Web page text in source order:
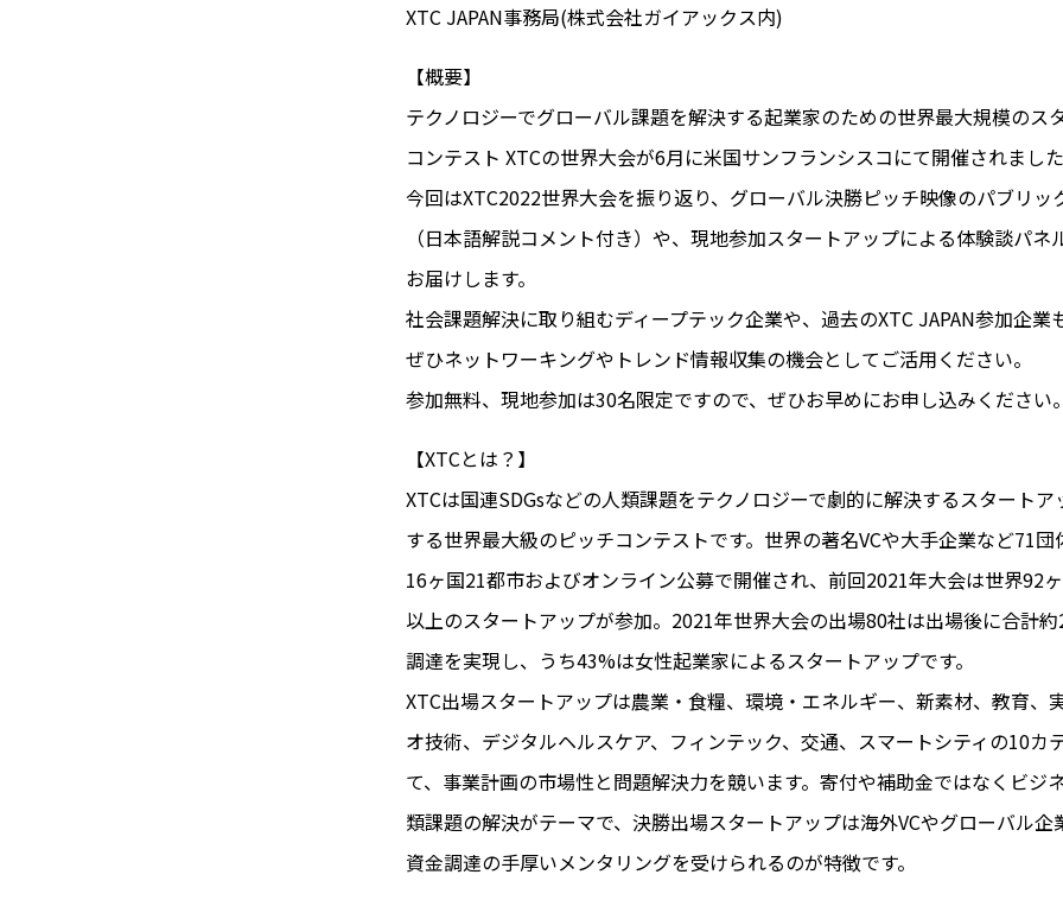
XTC JAPAN事務局(株式会社ガイアックス内)
【概要】
テクノロジーでグローバル課題を解決する起業家のための世界最大規模のス
コンテスト XTCの世界大会が6月に米国サンフランシスコにて開催されました
今回はXTC2022世界大会を振り返り、グローバル決勝ピッチ映像のパブリッ
（日本語解説コメント付き）や、現地参加スタートアップによる体験談パネ
お届けします。
社会課題解決に取り組むディープテック企業や、過去のXTC JAPAN参加企業
ぜひネットワーキングやトレンド情報収集の機会としてご活用ください。
参加無料、現地参加は30名限定ですので、ぜひお早めにお申し込みください。
【XTCとは？】
XTCは国連SDGsなどの人類課題をテクノロジーで劇的に解決するスタート
する世界最大級のピッチコンテストです。世界の著名VCや大手企業など71団
16ヶ国21都市およびオンライン公募で開催され、前回2021年大会は世界92
以上のスタートアップが参加。2021年世界大会の出場80社は出場後に合計
調達を実現し、うち43%は女性起業家によるスタートアップです。
XTC出場スタートアップは農業・食糧、環境・エネルギー、新素材、教育、
オ技術、デジタルヘルスケア、フィンテック、交通、スマートシティの10カ
て、事業計画の市場性と問題解決力を競います。寄付や補助金ではなくビジ
類課題の解決がテーマで、決勝出場スタートアップは海外VCやグローバル企
資金調達の手厚いメンタリングを受けられるのが特徴です。